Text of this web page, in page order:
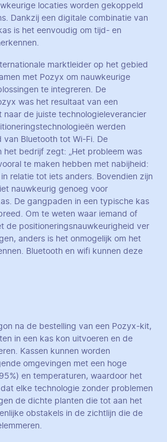
locaties worden gekoppeld
Dankzij een digitale combinatie van
is het eenvoudig om tijd- en
marktleider op het gebied
met Pozyx om nauwkeurige
te integreren. De
was het resultaat van een
de juiste technologieleverancier
werden
Bluetooth tot Wi-Fi. De
het bedrijf zegt: „Het probleem was
te maken hebben met nabijheid:
relatie tot iets anders. Bovendien zijn
nauwkeurig genoeg voor
De gangpaden in een typische kas
Om te weten waar iemand of
de positioneringsnauwkeurigheid ver
anders is het onmogelijk om het
Bluetooth en wifi kunnen deze
na de bestelling van een Pozyx-kit,
in een kas kon uitvoeren en de
Kassen kunnen worden
omgevingen met een hoge
en temperaturen, waardoor het
elke technologie zonder problemen
de dichte planten die tot aan het
obstakels in de zichtlijn die de